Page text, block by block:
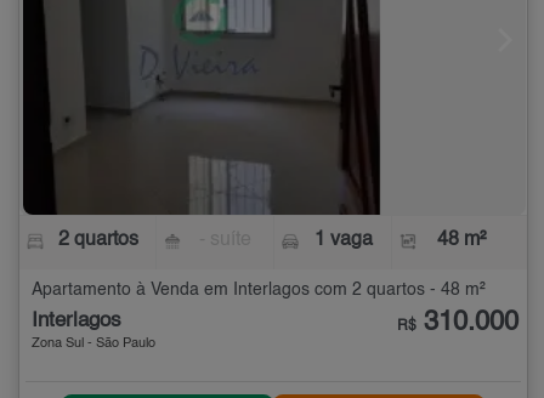
2 quartos 1 vaga 48 m²
Apartamento à Venda em Interlagos com 2 quartos - 48 m²
Interlagos
Zona Sul - São Paulo
R$ 310.000